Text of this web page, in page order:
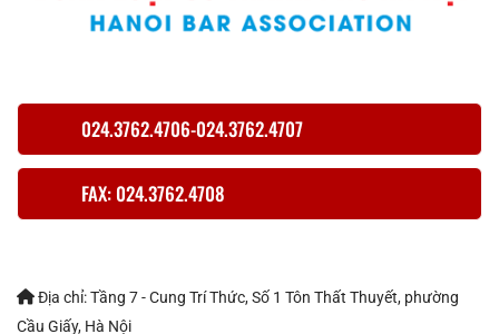
024.3762.4706-024.3762.4707
FAX: 024.3762.4708
Địa chỉ: Tầng 7 - Cung Trí Thức, Số 1 Tôn Thất Thuyết, phường
Cầu Giấy, Hà Nội